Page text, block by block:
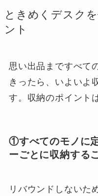
ときめくデスク
ント
思い出品まですべて
きったら、いよいよ
す。収納のポイント
①すべてのモノに
ーごとに収納する
リバウンドしないた